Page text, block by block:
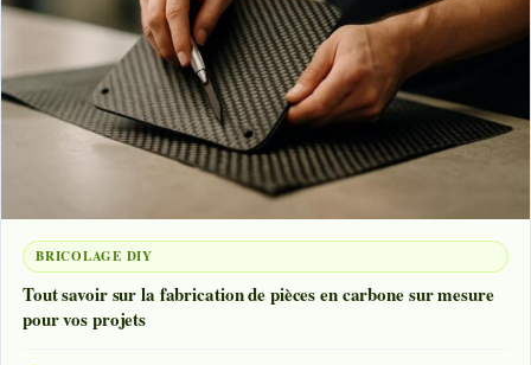
BRICOLAGE DIY
Tout savoir sur la fabrication de pièces en carbone sur mesure
pour vos projets